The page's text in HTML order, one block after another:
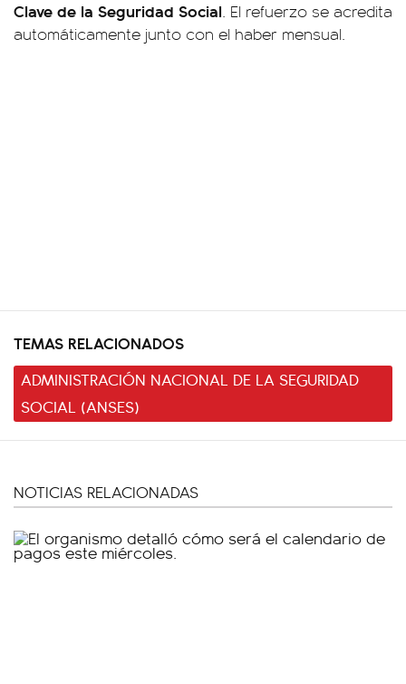
Clave de la Seguridad Social. El refuerzo se acredita
automáticamente junto con el haber mensual.
TEMAS RELACIONADOS
ADMINISTRACIÓN NACIONAL DE LA SEGURIDAD
SOCIAL (ANSES)
NOTICIAS RELACIONADAS